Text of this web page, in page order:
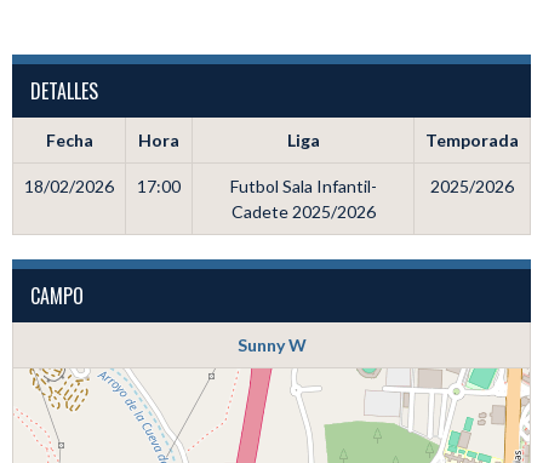
DETALLES
Fecha Hora Liga Temporada
18/02/2026 17:00
Futbol Sala Infantil-
Cadete 2025/2026
2025/2026
CAMPO
Sunny W